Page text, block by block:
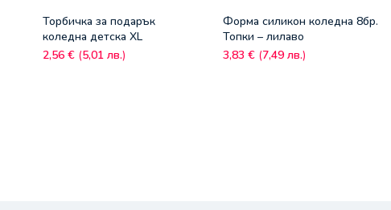
Торбичка за подарък
коледна детска XL
2,56 € (5,01 лв.)
Форма силикон коледна 8бр.
Топки – лилаво
3,83 € (7,49 лв.)